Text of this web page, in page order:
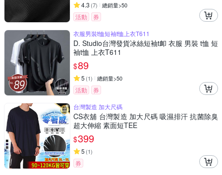
4.3 (7) 總銷量>50
活動
券
衣服男裝t恤短袖t恤上衣T611
D. Studio台灣發貨冰絲短袖t卹 衣服 男裝 t恤 短
袖t恤 上衣T611
$89
5 (1) 總銷量>50
活動
券
台灣製造 加大尺碼
CS衣舖 台灣製造 加大尺碼 吸濕排汗 抗菌除臭
超大伸縮 素面短TEE
$399
5 (1)
券